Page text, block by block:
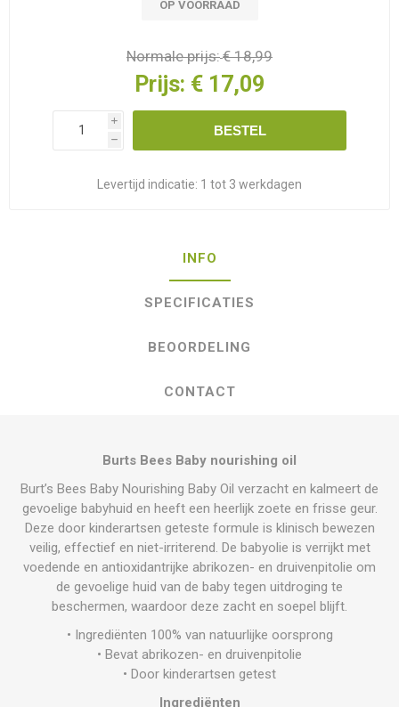
OP VOORRAAD
Normale prijs:€ 18,99
Prijs: € 17,09
i
h
BESTEL
Levertijd indicatie: 1 tot 3 werkdagen
INFO
SPECIFICATIES
BEOORDELING
CONTACT
Burts Bees Baby nourishing oil
Burt’s Bees Baby Nourishing Baby Oil verzacht en kalmeert de
gevoelige babyhuid en heeft een heerlijk zoete en frisse geur.
Deze door kinderartsen geteste formule is klinisch bewezen
veilig, effectief en niet-irriterend. De babyolie is verrijkt met
voedende en antioxidantrijke abrikozen- en druivenpitolie om
de gevoelige huid van de baby tegen uitdroging te
beschermen, waardoor deze zacht en soepel blijft.
• Ingrediënten 100% van natuurlijke oorsprong
• Bevat abrikozen- en druivenpitolie
• Door kinderartsen getest
Ingrediënten